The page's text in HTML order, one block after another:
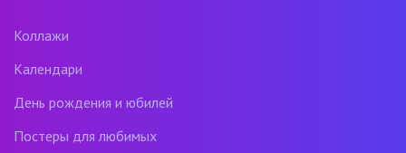
Коллажи
Календари
День рождения и юбилей
Постеры для любимых